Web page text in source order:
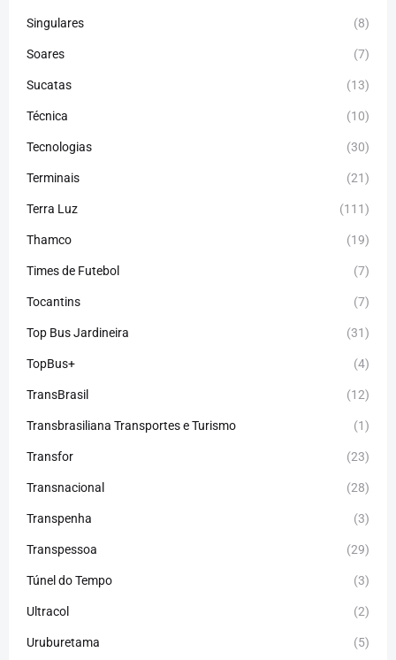
Singulares (8)
Soares (7)
Sucatas (13)
Técnica (10)
Tecnologias (30)
Terminais (21)
Terra Luz (111)
Thamco (19)
Times de Futebol (7)
Tocantins (7)
Top Bus Jardineira (31)
TopBus+ (4)
TransBrasil (12)
Transbrasiliana Transportes e Turismo (1)
Transfor (23)
Transnacional (28)
Transpenha (3)
Transpessoa (29)
Túnel do Tempo (3)
Ultracol (2)
Uruburetama (5)